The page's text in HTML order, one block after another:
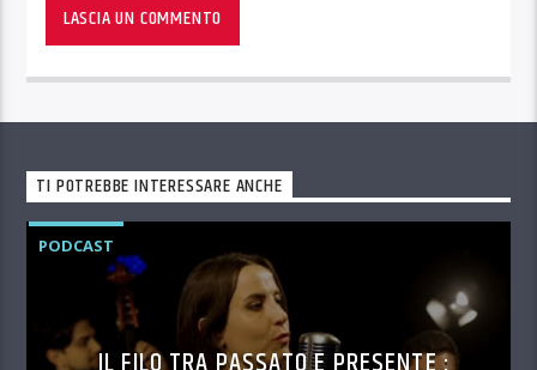
TI POTREBBE INTERESSARE ANCHE
PODCAST